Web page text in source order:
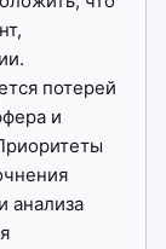
потерей
и
анализа